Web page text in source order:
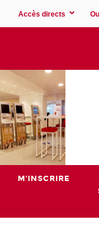
Accès directs
M'INSCRIRE